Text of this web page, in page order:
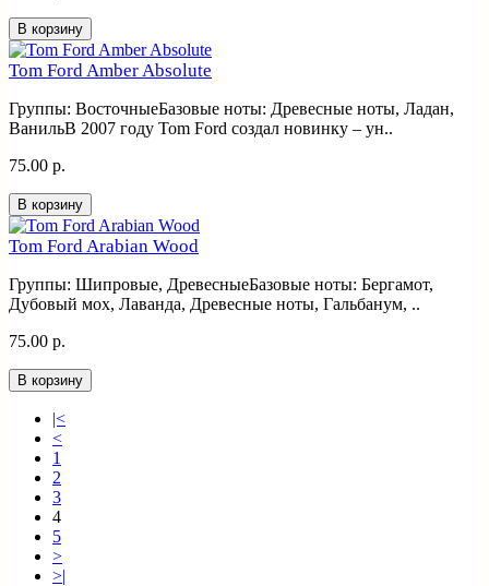
В корзину
Tom Ford Amber Absolute
Группы: ВосточныеБазовые ноты: Древесные ноты, Ладан,
ВанильВ 2007 году Tom Ford создал новинку – ун..
75.00 р.
В корзину
Tom Ford Arabian Wood
Группы: Шипровые, ДревесныеБазовые ноты: Бергамот,
Дубовый мох, Лаванда, Древесные ноты, Гальбанум, ..
75.00 р.
В корзину
|<
<
1
2
3
4
5
>
>|